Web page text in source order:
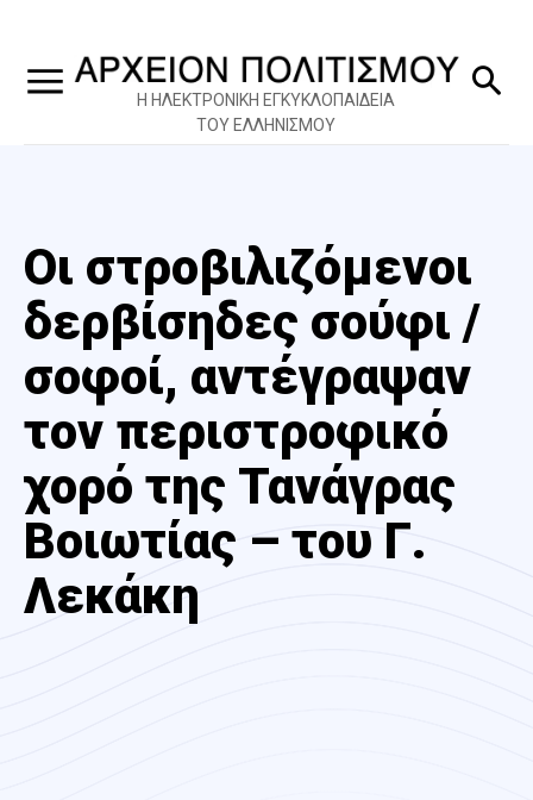
Η ΗΛΕΚΤΡΟΝΙΚΗ ΕΓΚΥΚΛΟΠΑΙΔΕΙΑ
ΤΟΥ ΕΛΛΗΝΙΣΜΟΥ
Οι στροβιλιζόμενοι
δερβίσηδες σούφι /
σοφοί, αντέγραψαν
τον περιστροφικό
χορό της Τανάγρας
Βοιωτίας – του Γ.
Λεκάκη